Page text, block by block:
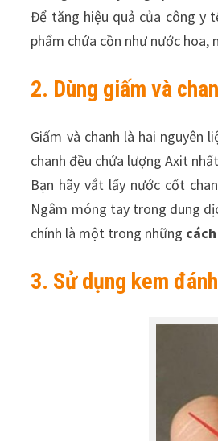
Để tăng hiệu quả của công y
phẩm chứa cồn như nước
2. Dùng giấm và
Giấm và chanh là hai nguyên
chanh đều chứa lượng Axit
Bạn hãy vắt lấy nước cốt
Ngâm móng tay trong dung
chính là một trong những
3. Sử dụng kem